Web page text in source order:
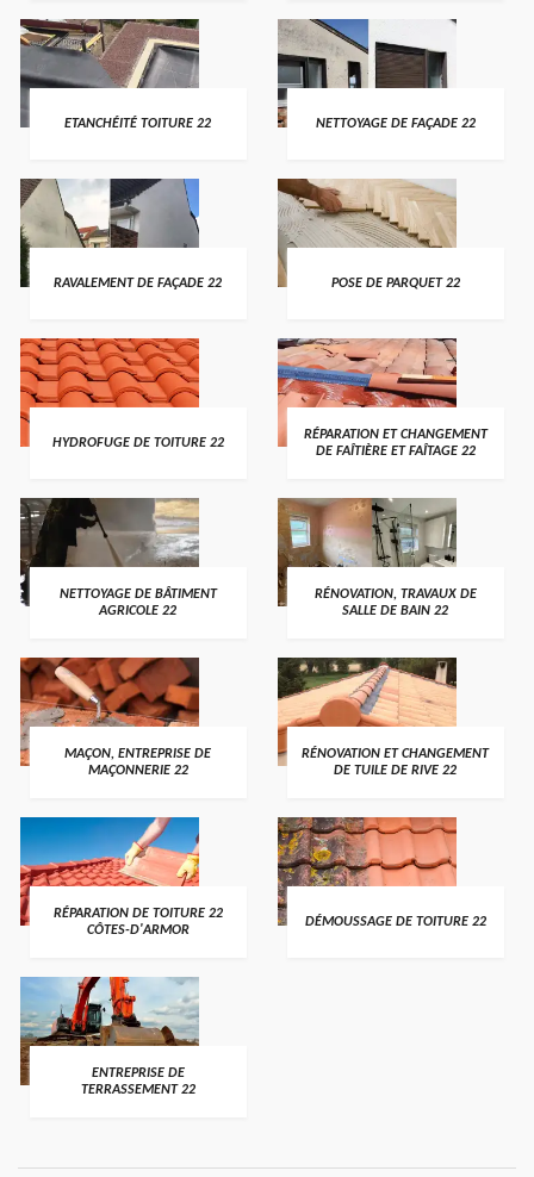
ETANCHÉITÉ TOITURE 22 NETTOYAGE DE FAÇADE 22
RAVALEMENT DE FAÇADE 22 POSE DE PARQUET 22
HYDROFUGE DE TOITURE 22
RÉPARATION ET CHANGEMENT
DE FAÎTIÈRE ET FAÎTAGE 22
NETTOYAGE DE BÂTIMENT
AGRICOLE 22
RÉNOVATION, TRAVAUX DE
SALLE DE BAIN 22
MAÇON, ENTREPRISE DE
MAÇONNERIE 22
RÉNOVATION ET CHANGEMENT
DE TUILE DE RIVE 22
RÉPARATION DE TOITURE 22
CÔTES-D'ARMOR
DÉMOUSSAGE DE TOITURE 22
ENTREPRISE DE
TERRASSEMENT 22